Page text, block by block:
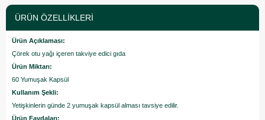
ÜRÜN ÖZELLIKLERI
Ürün Açıklaması:
Çörek otu yağı içeren takviye edici gıda
Ürün Miktarı:
60 Yumuşak Kapsül
Kullanım Şekli:
Yetişkinlerin günde 2 yumuşak kapsül alması tavsiye edilir.
Ürün Faydaları: